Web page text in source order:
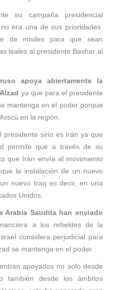
su campaña presidencial
era una de sus prioridades,
de misiles para que sean
leales al presidente Bashar al
apoya abiertamente la
ya que para el presidente
mantenga en el poder porque
en la región.
presidente sirio es Irán ya que
permite que a través de su
que Irán envía al movimiento
la instalación de un nuevo
nuevo Iraq es decir, en una
Unidos.
Arabia Saudita han enviado
a los rebeldes de la
considera perjudicial para
se mantenga en el poder.
apoyados no solo desde
también desde los ámbitos